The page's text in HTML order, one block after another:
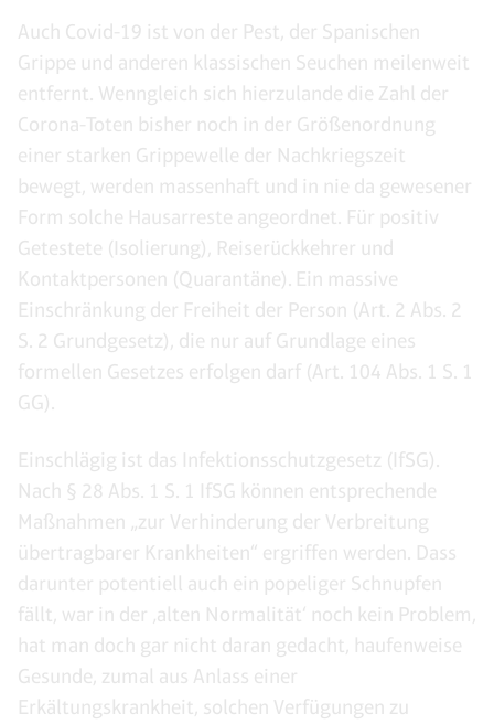
Auch Covid-19 ist von der Pest, der Spanischen
Grippe und anderen klassischen Seuchen meilenweit
entfernt. Wenngleich sich hierzulande die Zahl der
Corona-Toten bisher noch in der Größenordnung
einer starken Grippewelle der Nachkriegszeit
bewegt, werden massenhaft und in nie da gewesener
Form solche Hausarreste angeordnet. Für positiv
Getestete (Isolierung), Reiserückkehrer und
Kontaktpersonen (Quarantäne). Ein massive
Einschränkung der Freiheit der Person (Art. 2 Abs. 2
S. 2 Grundgesetz), die nur auf Grundlage eines
formellen Gesetzes erfolgen darf (Art. 104 Abs. 1 S. 1
GG).
Einschlägig ist das Infektionsschutzgesetz (IfSG).
Nach § 28 Abs. 1 S. 1 IfSG können entsprechende
Maßnahmen „zur Verhinderung der Verbreitung
übertragbarer Krankheiten“ ergriffen werden. Dass
darunter potentiell auch ein popeliger Schnupfen
fällt, war in der ‚alten Normalität‘ noch kein Problem,
hat man doch gar nicht daran gedacht, haufenweise
Gesunde, zumal aus Anlass einer
Erkältungskrankheit, solchen Verfügungen zu